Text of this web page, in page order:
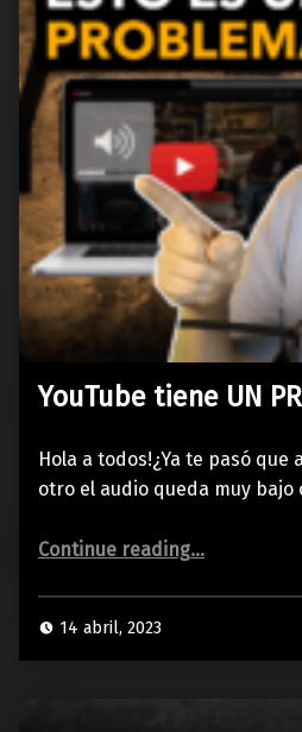
YouTube tiene UN
Hola a todos!¿Ya te pasó que
otro el audio queda muy bajo
Continue reading…
14 abril, 2023